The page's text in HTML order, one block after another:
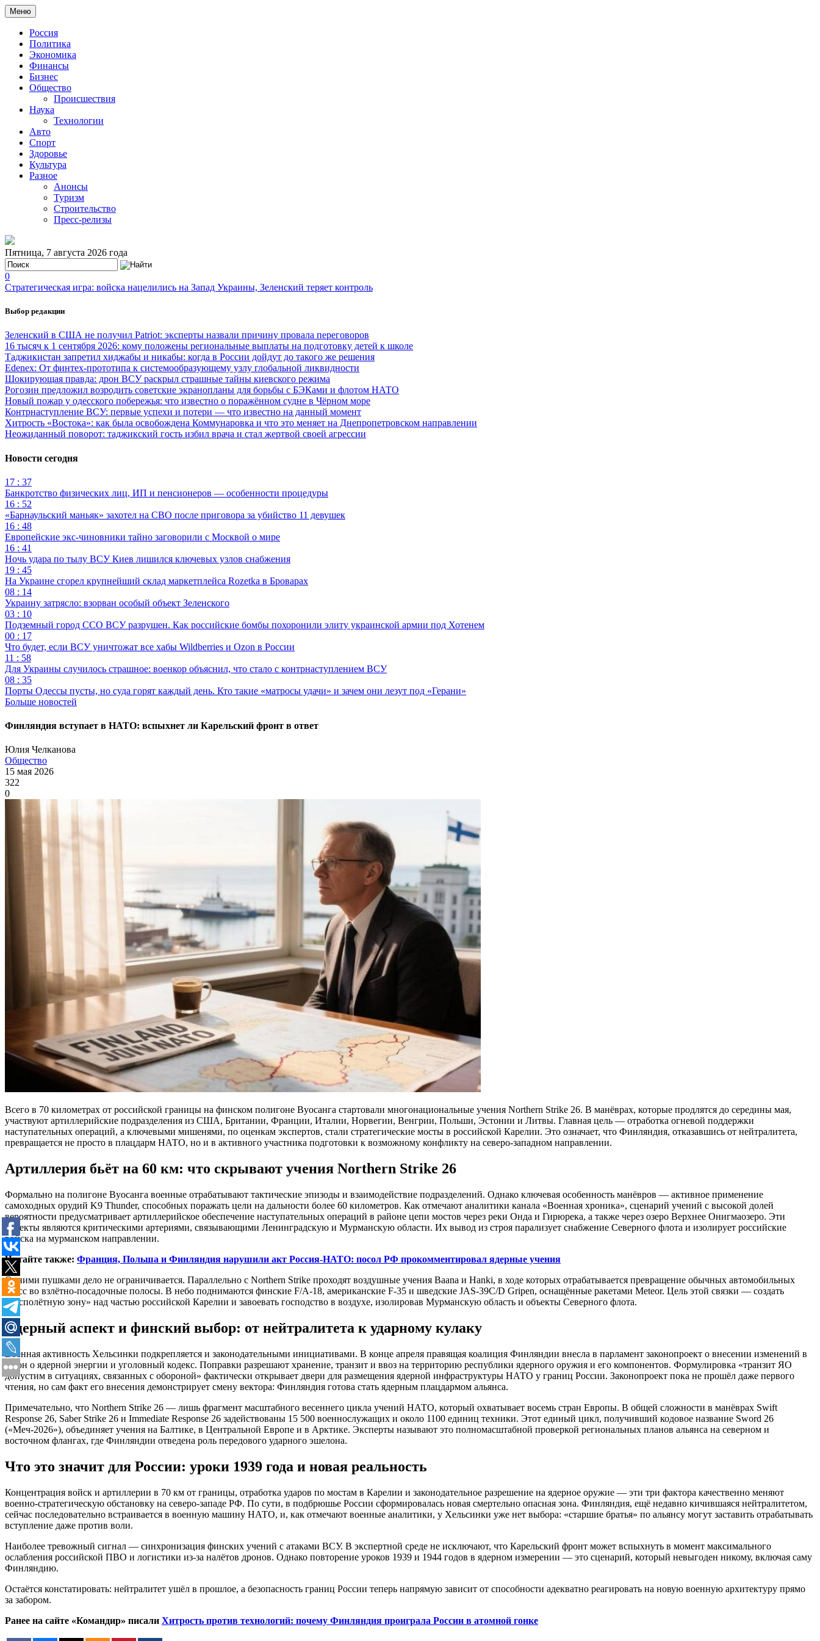
Меню
Россия
Политика
Экономика
Финансы
Бизнес
Общество
Происшествия
Наука
Технологии
Авто
Спорт
Здоровье
Культура
Разное
Анонсы
Туризм
Строительство
Пресс-релизы
Пятница, 7 августа 2026 года
0
Стратегическая игра: войска нацелились на Запад Украины, Зеленский теряет контроль
Выбор редакции
Зеленский в США не получил Patriot: эксперты назвали причину провала переговоров
16 тысяч к 1 сентября 2026: кому положены региональные выплаты на подготовку детей к школе
Таджикистан запретил хиджабы и никабы: когда в России дойдут до такого же решения
Edenex: От финтех-прототипа к системообразующему узлу глобальной ликвидности
Шокирующая правда: дрон ВСУ раскрыл страшные тайны киевского режима
Рогозин предложил возродить советские экранопланы для борьбы с БЭКами и флотом НАТО
Новый пожар у одесского побережья: что известно о поражённом судне в Чёрном море
Контрнаступление ВСУ: первые успехи и потери — что известно на данный момент
Хитрость «Востока»: как была освобождена Коммунаровка и что это меняет на Днепропетровском направлении
Неожиданный поворот: таджикский гость избил врача и стал жертвой своей агрессии
Новости сегодня
17 : 37
Банкротство физических лиц, ИП и пенсионеров — особенности процедуры
16 : 52
«Барнаульский маньяк» захотел на СВО после приговора за убийство 11 девушек
16 : 48
Европейские экс-чиновники тайно заговорили с Москвой о мире
16 : 41
Ночь удара по тылу ВСУ Киев лишился ключевых узлов снабжения
19 : 45
На Украине сгорел крупнейший склад маркетплейса Rozetka в Броварах
08 : 14
Украину затрясло: взорван особый объект Зеленского
03 : 10
Подземный город ССО ВСУ разрушен. Как российские бомбы похоронили элиту украинской армии под Хотенем
00 : 17
Что будет, если ВСУ уничтожат все хабы Wildberries и Ozon в России
11 : 58
Для Украины случилось страшное: военкор объяснил, что стало с контрнаступлением ВСУ
08 : 35
Порты Одессы пусты, но суда горят каждый день. Кто такие «матросы удачи» и зачем они лезут под «Герани»
Больше новостей
Финляндия вступает в НАТО: вспыхнет ли Карельский фронт в ответ
Юлия Челканова
Общество
15 мая 2026
322
0
Всего в 70 километрах от российской границы на финском полигоне Вуосанга стартовали многонациональные учения Northern Strike 26. В манёврах, которые продлятся до середины мая,
участвуют артиллерийские подразделения из США, Британии, Франции, Италии, Норвегии, Венгрии, Польши, Эстонии и Литвы. Главная цель — отработка огневой поддержки
наступательных операций, а ключевыми мишенями, по оценкам экспертов, стали стратегические мосты в российской Карелии. Это означает, что Финляндия, отказавшись от нейтралитета,
превращается не просто в плацдарм НАТО, но и в активного участника подготовки к возможному конфликту на северо-западном направлении.
Артиллерия бьёт на 60 км: что скрывают учения Northern Strike 26
Формально на полигоне Вуосанга военные отрабатывают тактические эпизоды и взаимодействие подразделений. Однако ключевая особенность манёвров — активное применение
самоходных орудий K9 Thunder, способных поражать цели на дальности более 60 километров. Как отмечают аналитики канала «Военная хроника», сценарий учений с высокой долей
вероятности предусматривает артиллерийское обеспечение наступательных операций в районе цепи мостов через реки Онда и Гирюрека, а также через озеро Верхнее Онигмаозеро. Эти
объекты являются критическими артериями, связывающими Ленинградскую и Мурманскую области. Их вывод из строя парализует снабжение Северного флота и изолирует российские
войска на мурманском направлении.
Читайте также: Франция, Польша и Финляндия нарушили акт Россия-НАТО: посол РФ прокомментировал ядерные учения
Одними пушками дело не ограничивается. Параллельно с Northern Strike проходят воздушные учения Baana и Hanki, в ходе которых отрабатывается превращение обычных автомобильных
трасс во взлётно-посадочные полосы. В небо поднимаются финские F/A-18, американские F-35 и шведские JAS-39C/D Gripen, оснащённые ракетами Meteor. Цель этой связки — создать
«бесполётную зону» над частью российской Карелии и завоевать господство в воздухе, изолировав Мурманскую область и объекты Северного флота.
Ядерный аспект и финский выбор: от нейтралитета к ударному кулаку
Военная активность Хельсинки подкрепляется и законодательными инициативами. В конце апреля правящая коалиция Финляндии внесла в парламент законопроект о внесении изменений в
закон о ядерной энергии и уголовный кодекс. Поправки разрешают хранение, транзит и ввоз на территорию республики ядерного оружия и его компонентов. Формулировка «транзит ЯО
допустим в ситуациях, связанных с обороной» фактически открывает двери для размещения ядерной инфраструктуры НАТО у границ России. Законопроект пока не прошёл даже первого
чтения, но сам факт его внесения демонстрирует смену вектора: Финляндия готова стать ядерным плацдармом альянса.
Примечательно, что Northern Strike 26 — лишь фрагмент масштабного весеннего цикла учений НАТО, который охватывает восемь стран Европы. В общей сложности в манёврах Swift
Response 26, Saber Strike 26 и Immediate Response 26 задействованы 15 500 военнослужащих и около 1100 единиц техники. Этот единый цикл, получивший кодовое название Sword 26
(«Меч-2026»), объединяет учения на Балтике, в Центральной Европе и в Арктике. Эксперты называют это полномасштабной проверкой региональных планов альянса на северном и
восточном флангах, где Финляндии отведена роль передового ударного эшелона.
Что это значит для России: уроки 1939 года и новая реальность
Концентрация войск и артиллерии в 70 км от границы, отработка ударов по мостам в Карелии и законодательное разрешение на ядерное оружие — эти три фактора качественно меняют
военно-стратегическую обстановку на северо-западе РФ. По сути, в подбрюшье России сформировалась новая смертельно опасная зона. Финляндия, ещё недавно кичившаяся нейтралитетом,
сейчас последовательно встраивается в военную машину НАТО, и, как отмечают военные аналитики, у Хельсинки уже нет выбора: «старшие братья» по альянсу могут заставить отрабатывать
вступление даже против воли.
Наиболее тревожный сигнал — синхронизация финских учений с атаками ВСУ. В экспертной среде не исключают, что Карельский фронт может вспыхнуть в момент максимального
ослабления российской ПВО и логистики из-за налётов дронов. Однако повторение уроков 1939 и 1944 годов в ядерном измерении — это сценарий, который невыгоден никому, включая саму
Финляндию.
Остаётся констатировать: нейтралитет ушёл в прошлое, а безопасность границ России теперь напрямую зависит от способности адекватно реагировать на новую военную архитектуру прямо
за забором.
Ранее на сайте «Командир» писали Хитрость против технологий: почему Финляндия проиграла России в атомной гонке